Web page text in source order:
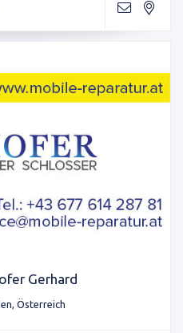
Gerhard
Österreich